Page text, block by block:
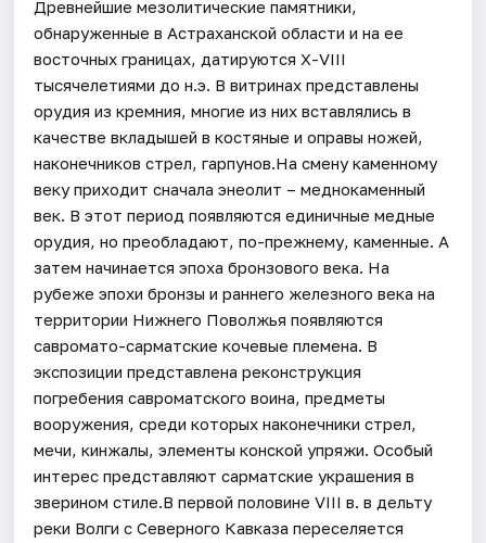
Древнейшие мезолитические памятники,
обнаруженные в Астраханской области и на ее
восточных границах, датируются Х-VIII
тысячелетиями до н.э. В витринах представлены
орудия из кремния, многие из них вставлялись в
качестве вкладышей в костяные и оправы ножей,
наконечников стрел, гарпунов.На смену каменному
веку приходит сначала энеолит – меднокаменный
век. В этот период появляются единичные медные
орудия, но преобладают, по-прежнему, каменные. А
затем начинается эпоха бронзового века. На
рубеже эпохи бронзы и раннего железного века на
территории Нижнего Поволжья появляются
савромато-сарматские кочевые племена. В
экспозиции представлена реконструкция
погребения савроматского воина, предметы
вооружения, среди которых наконечники стрел,
мечи, кинжалы, элементы конской упряжи. Особый
интерес представляют сарматские украшения в
зверином стиле.В первой половине VIII в. в дельту
реки Волги с Северного Кавказа переселяется